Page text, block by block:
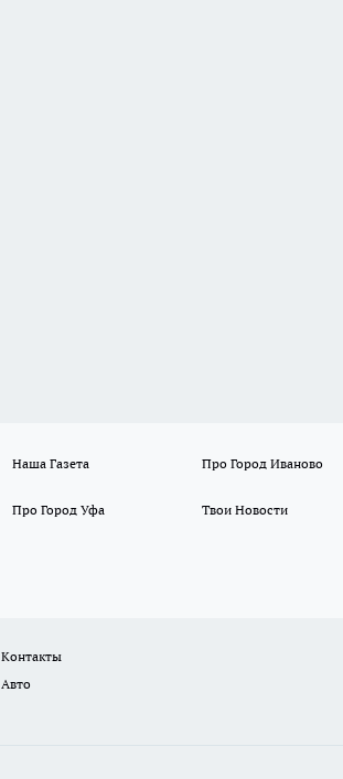
Наша Газета Про Город Иваново
Про Город Уфа Твои Новости
Контакты
Авто